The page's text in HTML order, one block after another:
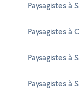
Paysagistes à
Paysagistes à
Paysagistes à
Paysagistes à